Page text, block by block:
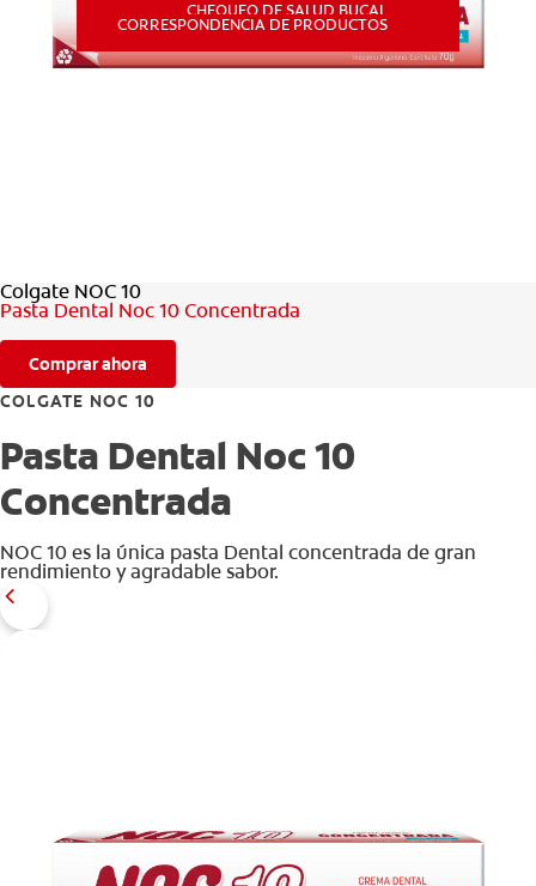
MISIÓN
CHEQUEO DE SALUD BUCAL
CORRESPONDENCIA DE PRODUCTOS
Colgate NOC 10
Pasta Dental Noc 10 Concentrada
Comprar ahora
COLGATE NOC 10
Pasta Dental Noc 10
Concentrada
NOC 10 es la única pasta Dental concentrada de gran
rendimiento y agradable sabor.